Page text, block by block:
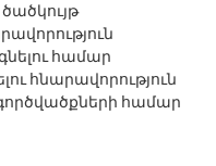
համար
հնարավորություն
համար